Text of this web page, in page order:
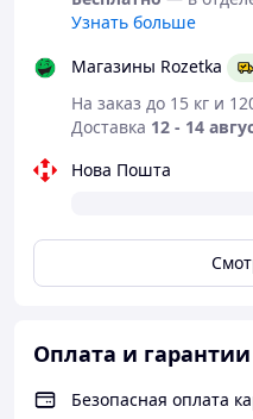
Узнать больше
Магазины Rozetka
На заказ до 15 кг и
Доставка 12 - 14
Нова Пошта
Оплата и гарантии
Безопасная оплата